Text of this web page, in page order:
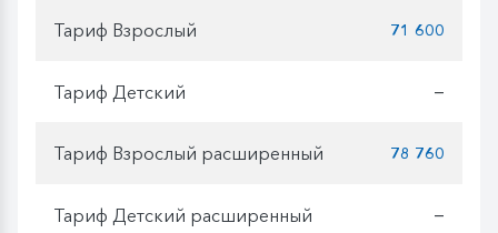
Тариф Взрослый 71 600
Тариф Детский —
Тариф Взрослый расширенный 78 760
Тариф Детский расширенный —